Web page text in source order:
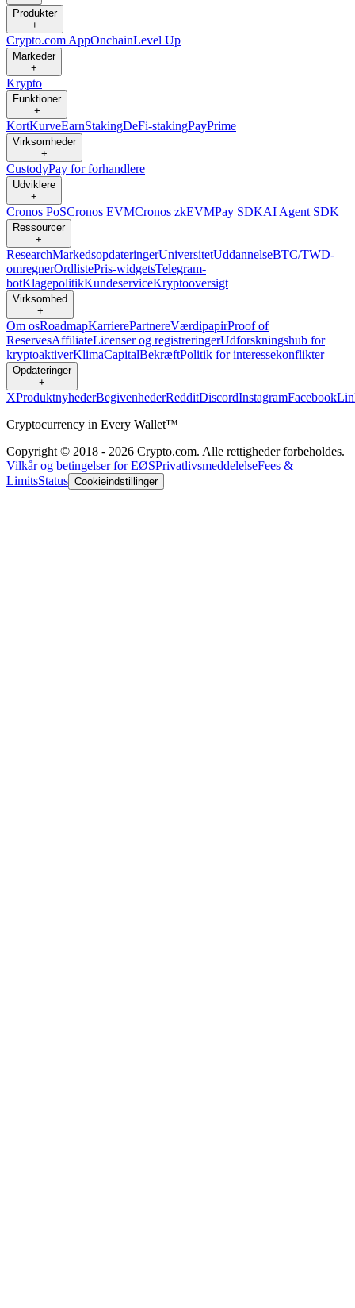
Produkter
+
Crypto.com AppOnchainLevel Up
Markeder
+
Krypto
Funktioner
+
KortKurveEarnStakingDeFi-stakingPayPrime
Virksomheder
+
CustodyPay for forhandlere
Udviklere
+
Cronos PoSCronos EVMCronos zkEVMPay SDKAI Agent SDK
Ressourcer
+
ResearchMarkedsopdateringerUniversitetUddannelseBTC/TWD-
omregnerOrdlistePris-widgetsTelegram-
botKlagepolitikKundeserviceKryptooversigt
Virksomhed
+
Om osRoadmapKarrierePartnereVærdipapirProof of
ReservesAffiliateLicenser og registreringerUdforskningshub for
kryptoaktiverKlimaCapitalBekræftPolitik for interessekonflikter
Opdateringer
+
XProduktnyhederBegivenhederRedditDiscordInstagramFacebook
Cryptocurrency in Every Wallet™
Copyright © 2018 - 2026 Crypto.com. Alle rettigheder forbeholdes.
Vilkår og betingelser for EØSPrivatlivsmeddelelseFees &
LimitsStatus Cookieindstillinger